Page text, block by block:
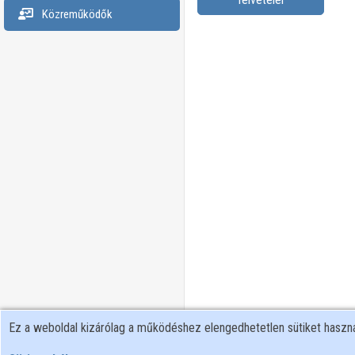
Közreműködők
Ez a weboldal kizárólag a működéshez elengedhetetlen sütiket